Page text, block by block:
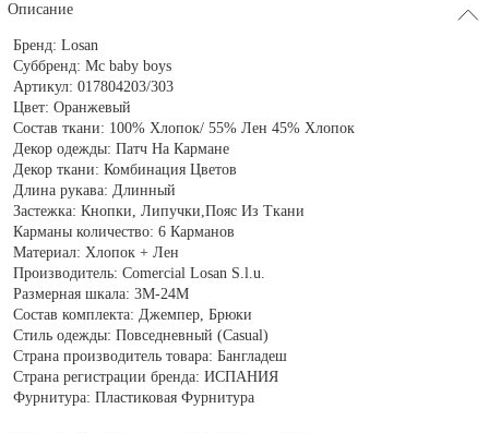
Описание
Бренд:Losan
Суббренд:Mc baby boys
Артикул:017804203/303
Цвет:Оранжевый
Состав ткани: 100% Хлопок/ 55% Лен 45% Хлопок
Декор одежды:Патч На Кармане
Декор ткани:Комбинация Цветов
Длина рукава:Длинный
Застежка:Кнопки, Липучки,Пояс Из Ткани
Карманы количество:6 Карманов
Материал:Хлопок + Лен
Производитель:Comercial Losan S.l.u.
Размерная шкала:3M-24M
Состав комплекта:Джемпер, Брюки
Стиль одежды:Повседневный (Casual)
Страна производитель товара:Бангладеш
Страна регистрации бренда:ИСПАНИЯ
Фурнитура:Пластиковая Фурнитура